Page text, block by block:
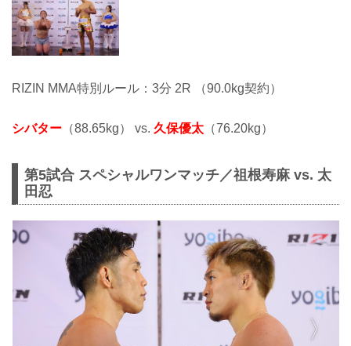
RIZIN MMA特別ルール：3分 2R （90.0kg契約）
シバター （88.65kg） vs. 久保優太 （76.20kg）
第5試合 スペシャルワンマッチ／祖根寿麻 vs. 太
田忍